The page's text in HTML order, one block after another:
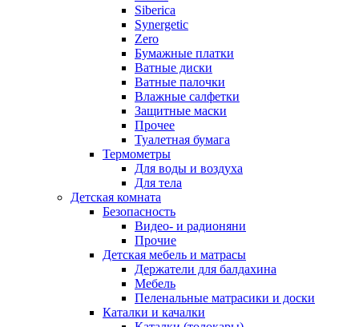
Siberica
Synergetic
Zero
Бумажные платки
Ватные диски
Ватные палочки
Влажные салфетки
Защитные маски
Прочее
Туалетная бумага
Термометры
Для воды и воздуха
Для тела
Детская комната
Безопасность
Видео- и радионяни
Прочие
Детская мебель и матрасы
Держатели для балдахина
Мебель
Пеленальные матрасики и доски
Каталки и качалки